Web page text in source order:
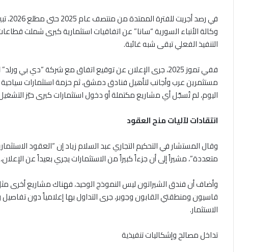
في
وكالة الأنباء السورية “سانا” عن اتفاقيات استثمارية كبرى شملت
التنفيذ الفعلي تبقى شبه غائبة.
ففي تموز 2025، جرى الإعلان عن توقيع اتفاق مع شركة “دي
اليوم، لم تُسجّل أي مشاريع مكتملة أو دخول استثمارات كبرى حيّز
انتقادات لآليات منح العقود
وقال المستشار في التحكيم التجاري عبد السلام زياد إن “العقود
متعددة”، مشيراً إلى أن جزءاً كبيراً من الاستثمارات يجري بعيداً عن
وأضاف أن فندق الشيراتون ليس النموذج الوحيد، فهناك مشاريع أخرى
قاسيون ومنطقتي القابون وجوبر، جرى التداول بها إعلامياً دون
الاستثمار.
تداخل مصالح وإشكاليات تنفيذية